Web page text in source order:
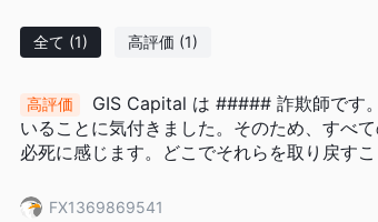
け付けており、入金および出金に対応しています。
提供しています。
次の記事では、このブローカーの特徴をすべての側
は、読み続けてください。
取引口座
全て (1) 高評価 (1)
高評価
GIS Capital は ##### 詐欺師です
いることに気付きました。そのため、すべ
必死に感じます。どこでそれらを取り戻す
FX1369869541